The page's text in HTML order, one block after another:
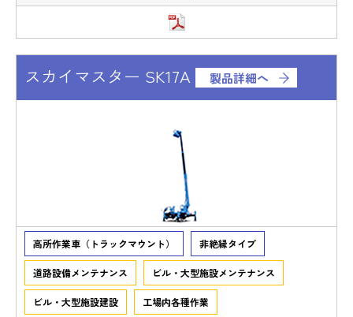
スカイマスター SK17A 製品詳細へ
高所作業車（トラックマウント） 非絶縁タイプ
道路設備メンテナンス ビル・大型施設メンテナンス
ビル・大型施設建設 工場内各種作業